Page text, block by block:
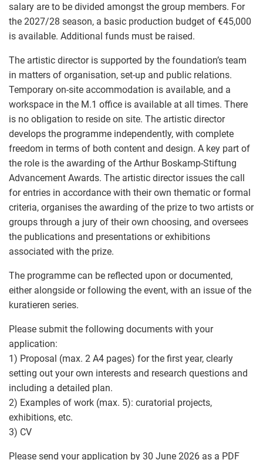
salary are to be divided amongst the group members. For
the 2027/28 season, a basic production budget of €45,000
is available. Additional funds must be raised.
The artistic director is supported by the foundation’s team
in matters of organisation, set-up and public relations.
Temporary on-site accommodation is available, and a
workspace in the M.1 office is available at all times. There
is no obligation to reside on site. The artistic director
develops the programme independently, with complete
freedom in terms of both content and design. A key part of
the role is the awarding of the Arthur Boskamp-Stiftung
Advancement Awards. The artistic director issues the call
for entries in accordance with their own thematic or formal
criteria, organises the awarding of the prize to two artists or
groups through a jury of their own choosing, and oversees
the publications and presentations or exhibitions
associated with the prize.
The programme can be reflected upon or documented,
either alongside or following the event, with an issue of the
kuratieren series.
Please submit the following documents with your
application:
1) Proposal (max. 2 A4 pages) for the first year, clearly
setting out your own interests and research questions and
including a detailed plan.
2) Examples of work (max. 5): curatorial projects,
exhibitions, etc.
3) CV
Please send your application by 30 June 2026 as a PDF